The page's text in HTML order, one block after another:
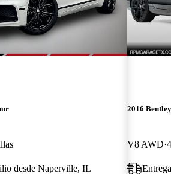
desde Naperville, IL
2016
V8 AWD